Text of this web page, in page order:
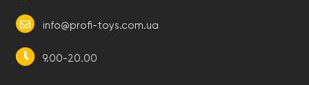
info@profi-toys.com.ua
9.00-20.00